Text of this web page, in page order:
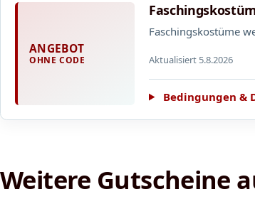
ANGEBOT
OHNE CODE
Faschingskostüme
Aktualisiert 5.8.2026
Bedingungen &
Weitere Gutscheine